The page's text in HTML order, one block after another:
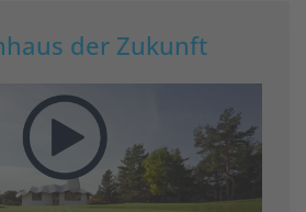
der Zukunft